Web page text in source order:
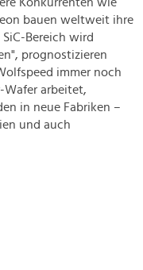
bauen weltweit ihre
Bereich wird
prognostizieren
immer noch
arbeitet,
in neue Fabriken –
und auch